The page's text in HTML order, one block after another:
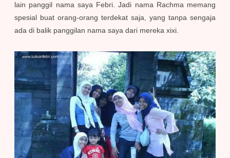
lain panggil nama saya Febri. Jadi nama Rachma memang
spesial buat orang-orang terdekat saja, yang tanpa sengaja
ada di balik panggilan nama saya dari mereka xixi.